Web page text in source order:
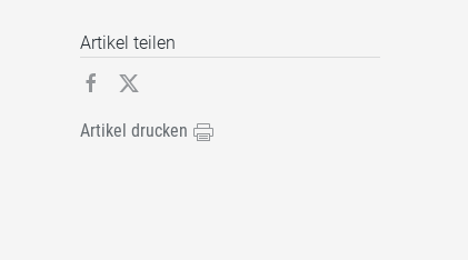
Artikel teilen
Artikel drucken